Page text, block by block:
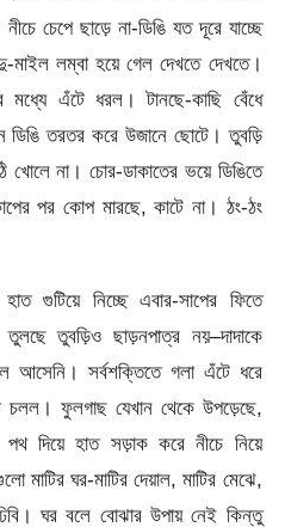
চেপে ছাড়ে না-ডিঙি যত দূরে যাচ্ছে
লম্বা হয়ে গেল দেখতে দেখতে।
এঁটে ধরল। টানছে-কাছি বেঁধে
ডিঙি তরতর করে উজানে ছোটে। তুবড়ি
খোলে না। চোর-ডাকাতের ভয়ে ডিঙিতে
পর কোপ মারছে, কাটে না। ঠং-ঠং
গুটিয়ে নিচ্ছে এবার-সাপের ফিতে
তুবড়িও ছাড়নপাত্র নয়–দাদাকে
আসেনি। সর্বশক্তিতে গলা এঁটে ধরে
ফুলগাছ যেখান থেকে উপড়েছে,
দিয়ে হাত সড়াক করে নীচে নিয়ে
ঘর-মাটির দেয়াল, মাটির মেঝে,
ঘর বলে বোঝার উপায় নেই কিন্তু